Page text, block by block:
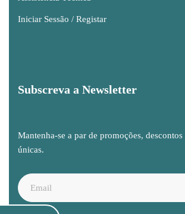
Iniciar Sessão / Registar
Subscreva a Newsletter
Mantenha-se a par de promoções,
únicas.